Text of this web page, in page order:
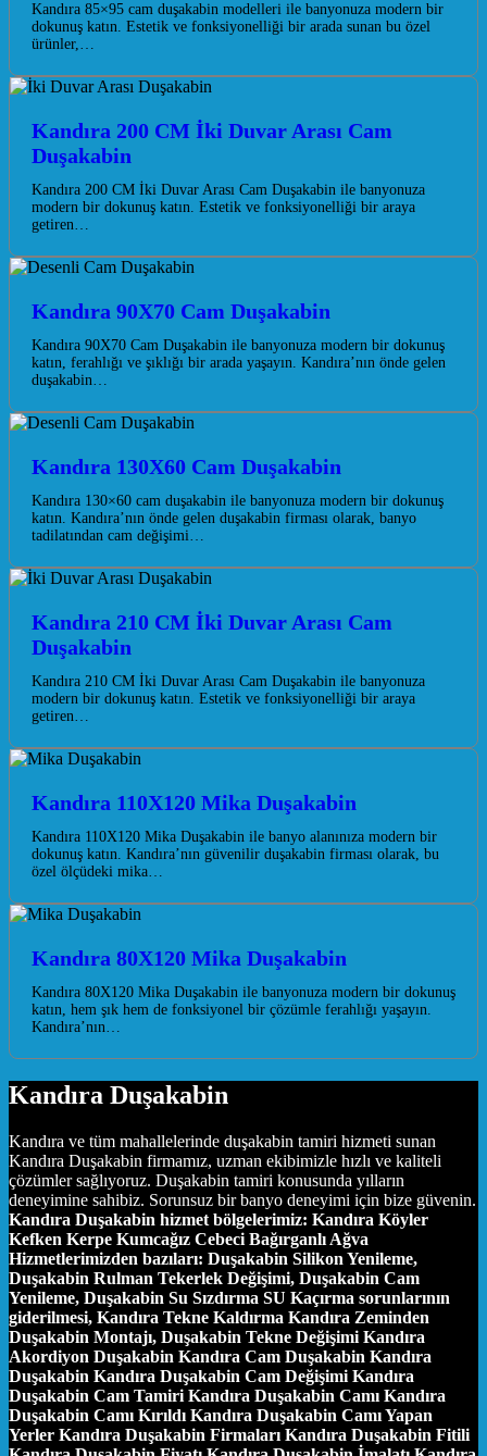
Kandıra 85×95 cam duşakabin modelleri ile banyonuza modern bir
dokunuş katın. Estetik ve fonksiyonelliği bir arada sunan bu özel
ürünler,…
Kandıra 200 CM İki Duvar Arası Cam
Duşakabin
Kandıra 200 CM İki Duvar Arası Cam Duşakabin ile banyonuza
modern bir dokunuş katın. Estetik ve fonksiyonelliği bir araya
getiren…
Kandıra 90X70 Cam Duşakabin
Kandıra 90X70 Cam Duşakabin ile banyonuza modern bir dokunuş
katın, ferahlığı ve şıklığı bir arada yaşayın. Kandıra’nın önde gelen
duşakabin…
Kandıra 130X60 Cam Duşakabin
Kandıra 130×60 cam duşakabin ile banyonuza modern bir dokunuş
katın. Kandıra’nın önde gelen duşakabin firması olarak, banyo
tadilatından cam değişimi…
Kandıra 210 CM İki Duvar Arası Cam
Duşakabin
Kandıra 210 CM İki Duvar Arası Cam Duşakabin ile banyonuza
modern bir dokunuş katın. Estetik ve fonksiyonelliği bir araya
getiren…
Kandıra 110X120 Mika Duşakabin
Kandıra 110X120 Mika Duşakabin ile banyo alanınıza modern bir
dokunuş katın. Kandıra’nın güvenilir duşakabin firması olarak, bu
özel ölçüdeki mika…
Kandıra 80X120 Mika Duşakabin
Kandıra 80X120 Mika Duşakabin ile banyonuza modern bir dokunuş
katın, hem şık hem de fonksiyonel bir çözümle ferahlığı yaşayın.
Kandıra’nın…
Kandıra Duşakabin
Kandıra ve tüm mahallelerinde duşakabin tamiri hizmeti sunan
Kandıra Duşakabin firmamız, uzman ekibimizle hızlı ve kaliteli
çözümler sağlıyoruz. Duşakabin tamiri konusunda yılların
deneyimine sahibiz. Sorunsuz bir banyo deneyimi için bize güvenin.
Kandıra Duşakabin hizmet bölgelerimiz: Kandıra Köyler
Kefken Kerpe Kumcağız Cebeci Bağırganlı Ağva
Hizmetlerimizden bazıları: Duşakabin Silikon Yenileme,
Duşakabin Rulman Tekerlek Değişimi, Duşakabin Cam
Yenileme, Duşakabin Su Sızdırma SU Kaçırma sorunlarının
giderilmesi, Kandıra Tekne Kaldırma Kandıra Zeminden
Duşakabin Montajı, Duşakabin Tekne Değişimi Kandıra
Akordiyon Duşakabin Kandıra Cam Duşakabin Kandıra
Duşakabin Kandıra Duşakabin Cam Değişimi Kandıra
Duşakabin Cam Tamiri Kandıra Duşakabin Camı Kandıra
Duşakabin Camı Kırıldı Kandıra Duşakabin Camı Yapan
Yerler Kandıra Duşakabin Firmaları Kandıra Duşakabin Fitili